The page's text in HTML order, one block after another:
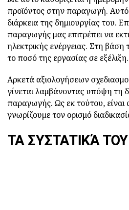
προϊόντος στην παραγωγή.
διάρκεια της δημιουργίας του.
παραγωγής μας επιτρέπει να
ηλεκτρικής ενέργειας. Στη βάση
το ποσό της εργασίας σε εξέλιξη.
Αρκετά αξιολογήσεων
γίνεται λαμβάνοντας υπόψη τη
παραγωγής. Ως εκ τούτου, είναι
γνωρίζουμε τον ορισμό
ΤΑ ΣΥΣΤΑΤΙΚΆ